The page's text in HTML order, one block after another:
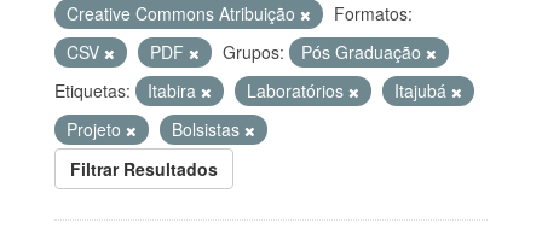
Creative Commons Atribuição
Formatos:
CSV
PDF Grupos:
Pós Graduação
Etiquetas:
Itabira Laboratórios
Itajubá
Projeto
Bolsistas
Filtrar Resultados